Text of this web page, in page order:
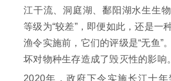
江干流、洞庭湖、鄱阳湖水生生
等级为“较差”，即便如此，还是一
渔令实施前，它们的评级是“无鱼”
坏对物种生存造成了毁灭性的影响。
2020年，政府下令实施长江十